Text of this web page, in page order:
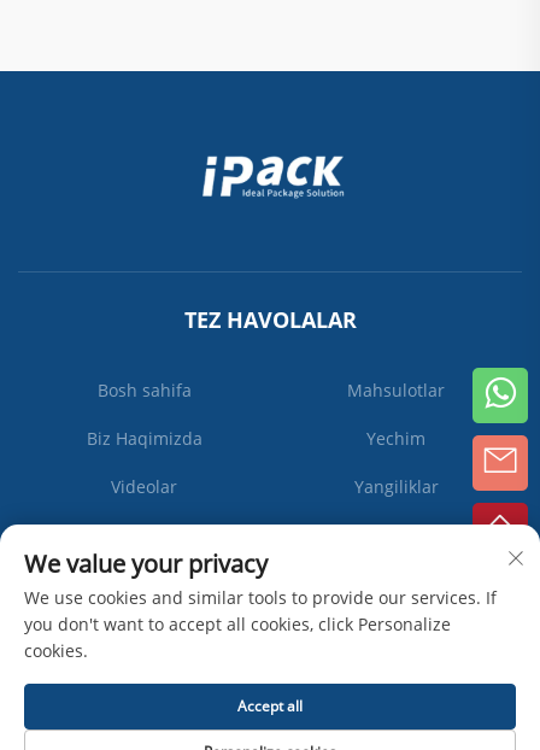
TEZ HAVOLALAR
Bosh sahifa Mahsulotlar
Biz Haqimizda Yechim
Videolar Yangiliklar
We value your privacy
We use cookies and similar tools to provide our services. If
you don't want to accept all cookies, click Personalize
cookies.
Accept all